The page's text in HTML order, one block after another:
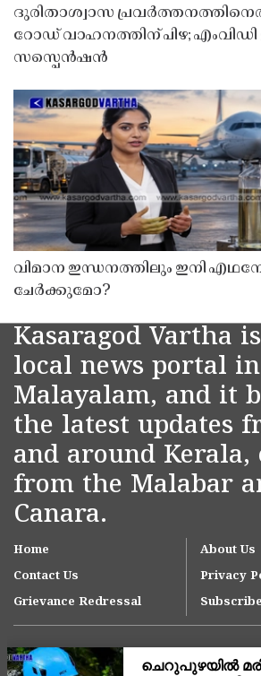
ദുരിതാശ്വാസ
റോഡ് വാഹനത്തിന് പിഴ;
സസ്പെൻഷൻ
വിമാന ഇന്ധനത്തിലും ഇനി
ചേർക്കുമോ?
Kasaragod Vartha
local news portal in
Malayalam, and it
the latest updates
and around Kerala,
from the Malabar
Canara.
Home
About Us
Contact Us
Privacy
Grievance Redressal
Subscribe